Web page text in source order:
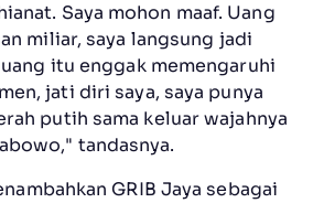
Saya mohon maaf. Uang
miliar, saya langsung jadi
uang itu enggak memengaruhi
jati diri saya, saya punya
putih sama keluar wajahnya
tandasnya.
GRIB Jaya sebagai